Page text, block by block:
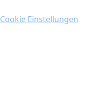
Cookie Einstellungen